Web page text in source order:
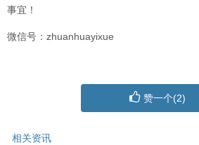
事宜！
微信号：zhuanhuayixue
赞一个(2)
相关资讯